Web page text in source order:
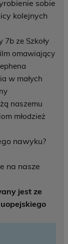
sobie
kolejnych
ze Szkoły
omawiający
w małych
naszemu
młodzież
nawyku?
na nasze
jest ze